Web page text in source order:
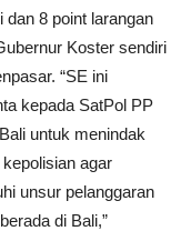
8 point larangan
Koster sendiri
“SE ini
kepada SatPol PP
untuk menindak
agar
unsur pelanggaran
di Bali,”